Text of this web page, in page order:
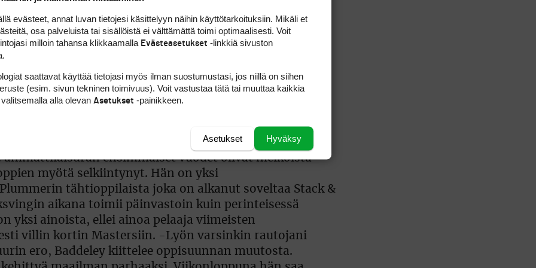
kynnyksell&#228, Chicagossa
Australian
johtaa Fedex Cupin
tuolloin aussi jäi lopulta viidenneksi.
ensimmäiset vuodet olivat melkoista
myötä selkiintynyt. Hän on yksi
tähtioppilaista joka on alkanut soveltaa Stack &
aikana toimii päinvastoin kuin perinteisessä
yksi ainoista, ellei ainoa pelaaja viimeisten
villin kortin Mastersiin. -Lyön varsinkin rautojani
ero, Baddeley kiittelee oppisuunnan muutosta.
evästeet, annat luvan tietojesi käsittelyyn näihin käyttötarkoituksiin. Mikäli et
osa palveluista tai sisällöistä ei välttämättä toimi optimaalisesti. Voit
milloin tahansa klikkaamalla Evästeasetukset -linkkiä sivuston
saattavat käyttää tietojasi myös ilman suostumustasi, jos niillä on siihen
(esim. sivun tekninen toimivuus). Voit vastustaa tätä tai muuttaa kaikkia
alla olevan Asetukset -painikkeen.
Hyväksy
Asetukset